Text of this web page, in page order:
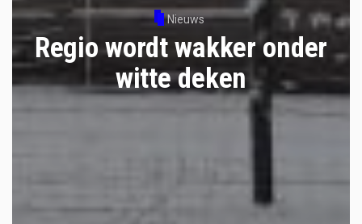
Nieuws
Regio wordt wakker onder
witte deken